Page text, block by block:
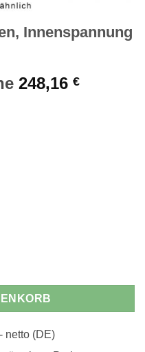
Innenspannung
248,16€
Menge
netto (DE)